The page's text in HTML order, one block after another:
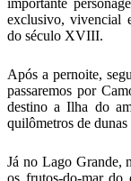
exclusivo, vivencial
do século XVIII.
Após a pernoite,
passaremos por
destino a Ilha do
quilômetros de dunas
Já no Lago Grande,
os frutos-do-mar do